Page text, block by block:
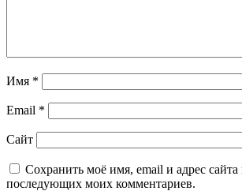
Имя *
Email *
Сайт
Сохранить моё имя, email и адрес сайта
последующих моих комментариев.